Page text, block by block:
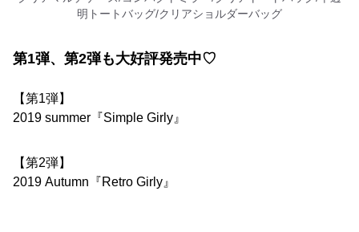
明トートバッグ/クリアショルダーバッグ
第1弾、第2弾も大好評発売中♡
【第1弾】
2019 summer『Simple Girly』
【第2弾】
2019 Autumn『Retro Girly』